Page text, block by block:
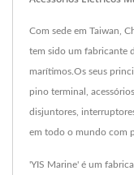
Com sede em Taiwan,
tem sido um fabricante
marítimos.Os seus
pino terminal,
disjuntores,
em todo o mundo com
'YIS Marine' é um